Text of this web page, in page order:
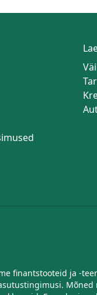
finantstooteid ja -